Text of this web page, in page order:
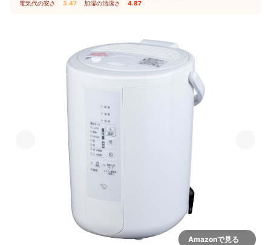
電気代の安さ 3.47 加湿の清潔さ 4.87
Amazonで見る